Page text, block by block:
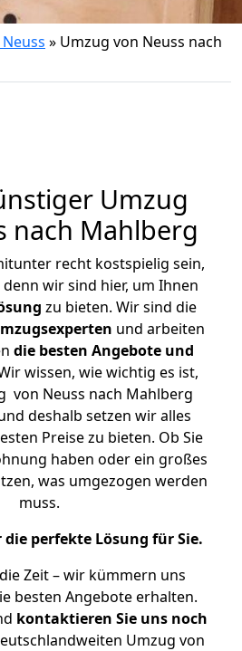
» Umzug von Neuss nach
Umzug
nach Mahlberg
recht kostspielig sein,
wir sind hier, um Ihnen
zu bieten. Wir sind die
und arbeiten
die besten Angebote und
wissen, wie wichtig es ist,
von Neuss nach Mahlberg
deshalb setzen wir alles
Preise zu bieten. Ob Sie
haben oder ein großes
was umgezogen werden
muss.
perfekte Lösung für Sie.
Zeit – wir kümmern uns
besten Angebote erhalten.
kontaktieren Sie uns noch
Umzug von